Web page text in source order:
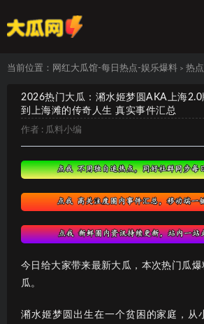
当前位置： 网红大瓜馆-每日热点-娱乐爆料 > 热
2026热门大瓜：潲水姬梦圆AKA上海
到上海滩的传奇人生 真实事件汇总
作者 : 瓜料小编
今日给大家带来最新大瓜，本次热门瓜
瓜。
潲水姬梦圆出生在一个贫困的家庭，从